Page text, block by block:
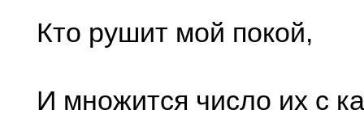
Кто рушит мой покой,
И множится число их с